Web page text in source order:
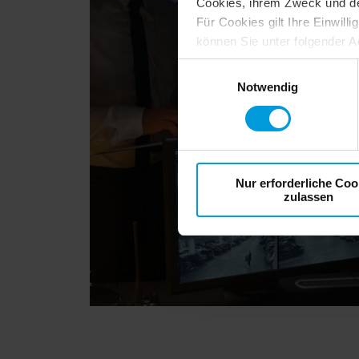
Für Cookies gilt Ihre
können Sie unter folgender
https://tools.google.com/
Notwendig
Nur erforderliche
zulassen